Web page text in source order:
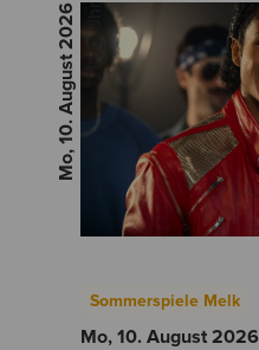
Mo, 10. August
2026 21:00 Uhr
Sommerspiele Melk
Mo, 10. August 2026